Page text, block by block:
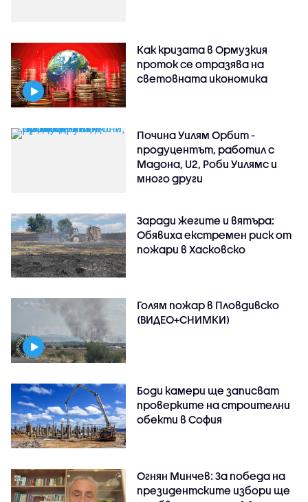
Как кризата в Ормузкия
проток се отразява на
световната икономика
Почина Уилям Орбит -
продуцентът, работил с
Мадона, U2, Роби Уилямс и
много други
Заради жегите и вятъра:
Обявиха екстремен риск от
пожари в Хасковско
Голям пожар в Пловдивско
(ВИДЕО+СНИМКИ)
Боди камери ще записват
проверките на строителни
обекти в София
Огнян Минчев: За победа на
президентските избори ще